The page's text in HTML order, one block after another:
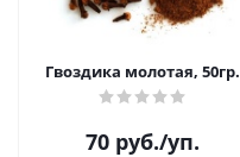
Гвоздика молотая, 50гр.
70 руб./уп.